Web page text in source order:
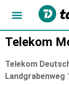
Telekom
Telekom
Landgrabenweg